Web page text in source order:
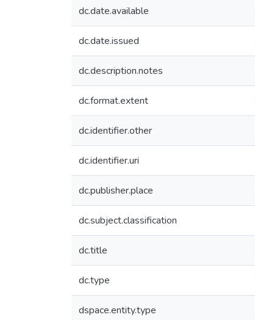
dc.date.available
dc.date.issued
dc.description.notes
dc.format.extent
dc.identifier.other
dc.identifier.uri
dc.publisher.place
dc.subject.classification
dc.title
dc.type
dspace.entity.type